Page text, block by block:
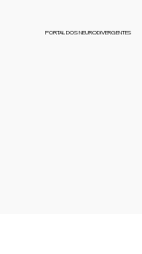
Quando
PORTAL DOS NEURODIVERGENTES